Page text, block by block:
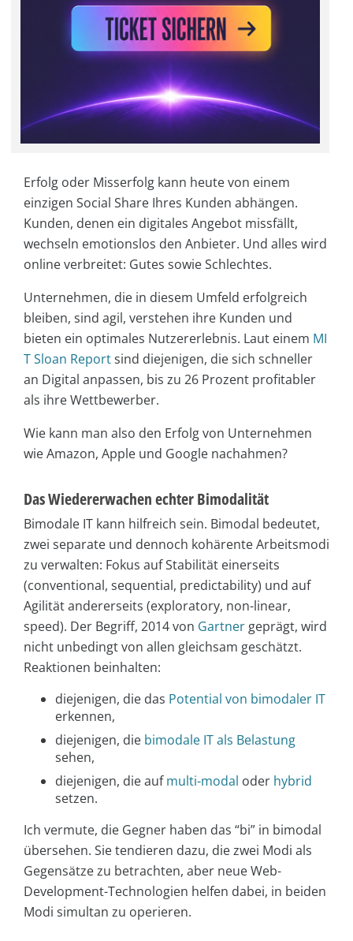
Erfolg oder Misserfolg kann heute von einem
einzigen Social Share Ihres Kunden abhängen.
Kunden, denen ein digitales Angebot missfällt,
wechseln emotionslos den Anbieter. Und alles wird
online verbreitet: Gutes sowie Schlechtes.
Unternehmen, die in diesem Umfeld erfolgreich
bleiben, sind agil, verstehen ihre Kunden und
bieten ein optimales Nutzererlebnis. Laut einem MI
T Sloan Reportsind diejenigen, die sich schneller
an Digital anpassen, bis zu 26 Prozent profitabler
als ihre Wettbewerber.
Wie kann man also den Erfolg von Unternehmen
wie Amazon, Apple und Google nachahmen?
Das Wiedererwachen echter Bimodalität
Bimodale IT kann hilfreich sein. Bimodal bedeutet,
zwei separate und dennoch kohärente Arbeitsmodi
zu verwalten: Fokus auf Stabilität einerseits
(conventional, sequential, predictability) und auf
Agilität andererseits (exploratory, non-linear,
speed). Der Begriff, 2014 von Gartner geprägt, wird
nicht unbedingt von allen gleichsam geschätzt.
Reaktionen beinhalten:
diejenigen, die das Potential von bimodaler IT
erkennen,
diejenigen, die bimodale IT als Belastung
sehen,
diejenigen, die aufmulti-modal oder hybrid
setzen.
Ich vermute, die Gegner haben das “bi” in bimodal
übersehen. Sie tendieren dazu, die zwei Modi als
Gegensätze zu betrachten, aber neue Web-
Development-Technologien helfen dabei, in beiden
Modi simultan zu operieren.